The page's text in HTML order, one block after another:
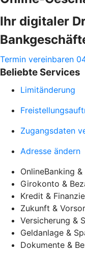
Ihr digitaler
Termin vereinbaren
Beliebte Services
Limitänderung
Zugangsdaten
Adresse ändern
OnlineBanking
Girokonto &
Kredit &
Zukunft &
Versicherung &
Geldanlage &
Dokumente &